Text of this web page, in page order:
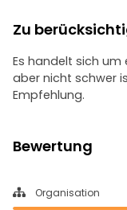
Zu
Es handelt sich um
aber nicht schwer
Empfehlung.
Bewertung
Organisation